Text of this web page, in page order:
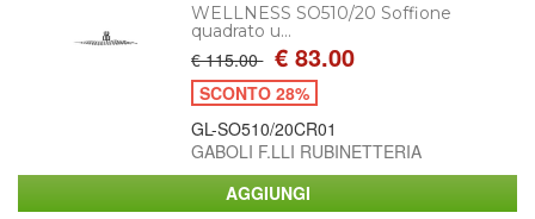
WELLNESS SO510/20 Soffione
quadrato u...
€ 115.00 € 83.00
SCONTO 28%
GL-SO510/20CR01
GABOLI F.LLI RUBINETTERIA